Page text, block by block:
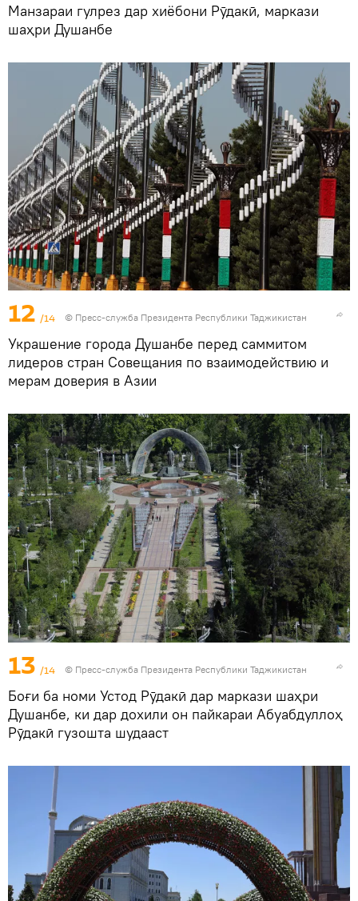
Манзараи гулрез дар хиёбони Рӯдакӣ, маркази
шаҳри Душанбе
12 /14 © Пресс-служба Президента Республики Таджикистан
Украшение города Душанбе перед саммитом
лидеров стран Совещания по взаимодействию и
мерам доверия в Азии
13 /14 © Пресс-служба Президента Республики Таджикистан
Боғи ба номи Устод Рӯдакӣ дар маркази шаҳри
Душанбе, ки дар дохили он пайкараи Абуабдуллоҳ
Рӯдакӣ гузошта шудааст